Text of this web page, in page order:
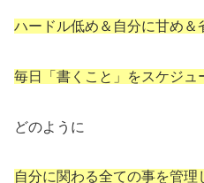
ハードル低め＆自分に甘め＆
毎日「書くこと」をスケジュ
どのように
自分に関わる全ての事を管理